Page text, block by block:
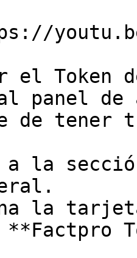
youtu.be/
el Token
panel de
de tener
la
la